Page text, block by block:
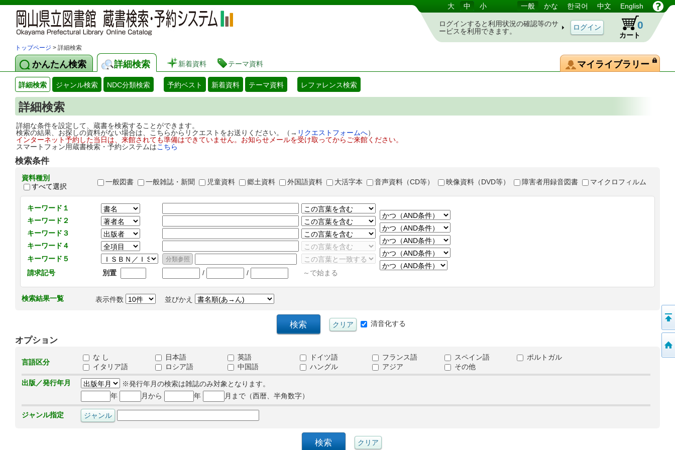
岡山県立図書館 蔵書検索・予約システム 大 中 小 一般 かな 한국어 中文 English
ログインすると利用状況の確認等のサ
ービスを利用できます。
カート
0
トップページ > 詳細検索
かんたん検索 詳細検索 新着資料 テーマ資料 マイライブラリー
詳細検索 ジャンル検索 NDC分類検索 予約ベスト 新着資料 テーマ資料 レファレンス検索
詳細検索
詳細な条件を設定して、蔵書を検索することができます。
検索の結果、お探しの資料がない場合は、こちらからリクエストをお送りください。（→ リクエストフォームへ）
インターネット予約した当日は、来館されても準備はできていません。お知らせメールを受け取ってからご来館ください。
スマートフォン用蔵書検索・予約システムはこちら
検索条件
資料種別
すべて選択
一般図書 一般雑誌・新聞 児童資料 郷土資料 外国語資料 大活字本 音声資料（CD等） 映像資料（DVD等） 障害者用録音図書 マイクロフィルム
キーワード１
キーワード２
キーワード３
キーワード４
キーワード５
請求記号
別置 / / ～で始まる
検索結果一覧 表示件数 並びかえ
清音化する
オプション
言語区分
な し 日本語 英語 ドイツ語 フランス語 スペイン語
ポルトガル
イタリア語
ロシア語 中国語 ハングル アジア
その他
出版／発行年月
※発行年月の検索は雑誌のみ対象となります。
年
月から 年 月まで（西暦、半角数字）
ジャンル指定